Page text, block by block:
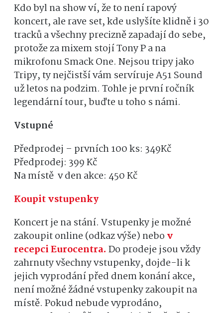
Kdo byl na show ví, že to není rapový
koncert, ale rave set, kde uslyšíte klidně i 30
tracků a všechny precizně zapadají do sebe,
protože za mixem stojí Tony P a na
mikrofonu Smack One. Nejsou tripy jako
Tripy, ty nejčistší vám servíruje A51 Sound
už letos na podzim. Tohle je první ročník
legendární tour, buďte u toho s námi.
Vstupné
Předprodej – prvních 100 ks: 349Kč
Předprodej: 399 Kč
Na místě v den akce: 450 Kč
Koupit vstupenky
Koncert je na stání. Vstupenky je možné
zakoupit online (odkaz výše) nebo v
recepci Eurocentra. Do prodeje jsou vždy
zahrnuty všechny vstupenky, dojde-li k
jejich vyprodání před dnem konání akce,
není možné žádné vstupenky zakoupit na
místě. Pokud nebude vyprodáno,